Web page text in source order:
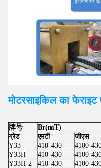
मोटरसाइकिल का फेराइट
牌号
ग्रेड
Br(mT)
एमटी
जीएस
Y33
410-430 4100-
Y33H
410-430 4100-
Y33H-2
410-430 4100-